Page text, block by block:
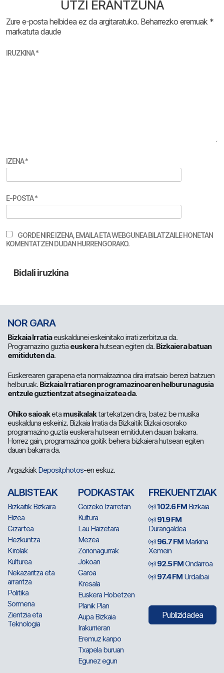
UTZI ERANTZUNA
Zure e-posta helbidea ez da argitaratuko. Beharrezko eremuak *
markatuta daude
IRUZKINA*
IZENA*
E-POSTA*
GORDE NIRE IZENA, EMAILA ETA WEBGUNEA BILATZAILE HONETAN
KOMENTATZEN DUDAN HURRENGORAKO.
NOR GARA
Bizkaia Irratiaeuskaldunei eskeinitako irrati zerbitzua da.
Programazino guztia euskerahutsean egiten da. Bizkaiera batuan
emitiduten da.
Euskerearen garapena eta normalizazinoa dira irratsaio berezi batzuen
helburuak. Bizkaia Irratiaren programazinoaren helburu nagusia
entzule guztientzat atsegina izatea da.
Ohiko saioaketa musikalaktartekatzen dira, batez be musika
euskalduna eskeiniz. Bizkaia Irratia da Bizkaitik Bizkai osorako
programazino guztia euskera hutsean emitiduten dauan bakarra.
Horrez gain, programazinoa goitik behera bizkaiera hutsean egiten
dauan bakarra da.
ArgazkiakDepositphotos-en eskuz.
ALBISTEAK
Bizkaitik Bizkaira
Elizea
Gizartea
Hezkuntza
Kirolak
Kulturea
Nekazaritza eta
arrantza
Politika
Sormena
Zientzia eta
Teknologia
PODKASTAK
Goizeko Izarretan
Kultura
Lau Haizetara
Mezea
Zorionagurrak
Jokoan
Garoa
Kresala
Euskera Hobetzen
Planik Plan
Aupa Bizkaia
Irakurrieran
Eremuz kanpo
Txapela buruan
Egunez egun
FREKUENTZIAK
102.6 FM Bizkaia
91.9 FM
Durangaldea
96.7 FM Markina
Xemein
92.5 FMOndarroa
97.4 FM Urdaibai
Publizidadea